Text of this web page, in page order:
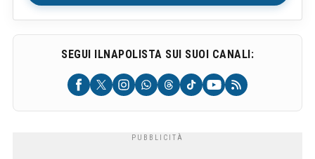
SEGUI ILNAPOLISTA SUI SUOI CANALI: